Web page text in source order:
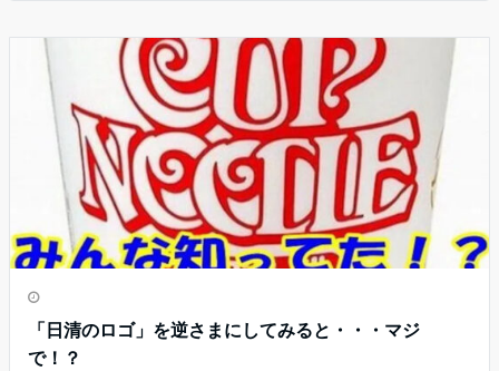
「日清のロゴ」を逆さまにしてみると・・・マジ
で！？